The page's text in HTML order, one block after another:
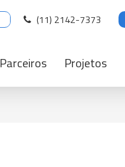
(11) 2142-7373
Parceiros Projetos